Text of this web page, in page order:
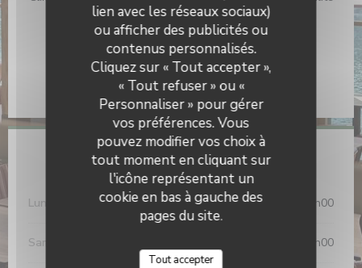
lien avec les réseaux sociaux)
ou afficher des publicités ou
contenus personnalisés.
Cliquez sur « Tout accepter »,
« Tout refuser » ou «
Personnaliser » pour gérer
vos préférences. Vous
pouvez modifier vos choix à
tout moment en cliquant sur
l'icône représentant un
cookie en bas à gauche des
pages du site.
Tout accepter
réduite, Terrasse, Wifi
Moyens de paiement
Chèques Vacances, Titres restaurant, Carte Bleue,
American Express, Apple Pay, Eurocard/Mastercard,
Paiement Sans Contact, Visa
Horaires
Lun 10h00 - 01h00
Sam 09h00 - 01h00
Restaurant Modulo